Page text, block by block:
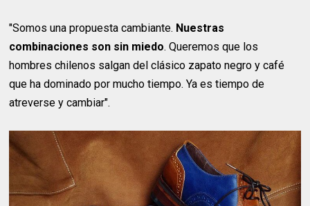
"Somos una propuesta cambiante. Nuestras
combinaciones son sin miedo. Queremos que los
hombres chilenos salgan del clásico zapato negro y café
que ha dominado por mucho tiempo. Ya es tiempo de
atreverse y cambiar".